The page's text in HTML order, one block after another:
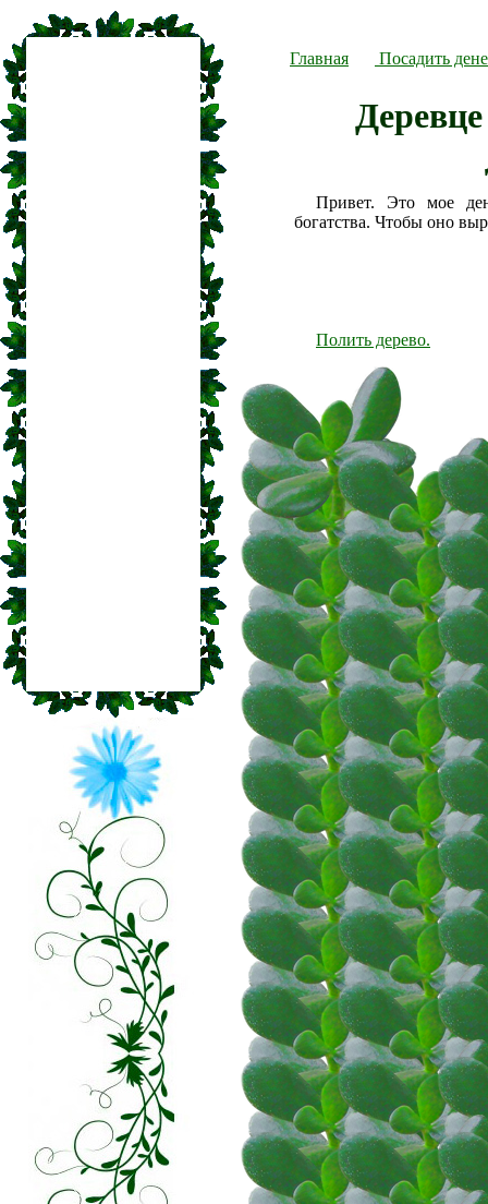
Главная Посадить
Привет. Это мое
богатства. Чтобы оно
Полить дерево.